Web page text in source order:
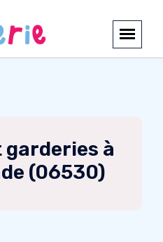
garderies à
(06530)